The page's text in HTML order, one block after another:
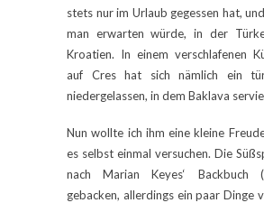
stets nur im Urlaub gegessen hat,
man erwarten würde, in der
Kroatien. In einem verschlafenen
auf Cres hat sich nämlich ein
niedergelassen, in dem Baklava
Nun wollte ich ihm eine kleine
es selbst einmal versuchen. Die
nach Marian Keyes‘ Backbuch
gebacken, allerdings ein paar Dinge